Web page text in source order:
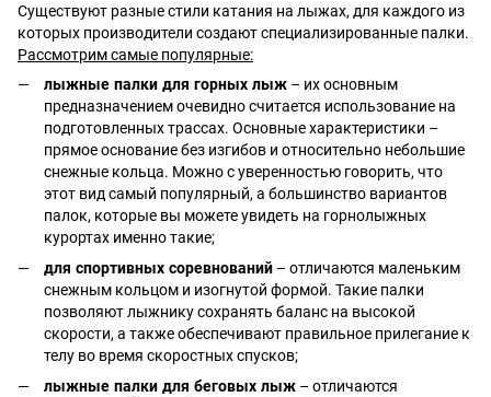
Существуют разные стили катания на лыжах, для каждого из
которых производители создают специализированные палки.
Рассмотрим самые популярные:
лыжные палки для горных лыж – их основным
предназначением очевидно считается использование на
подготовленных трассах. Основные характеристики –
прямое основание без изгибов и относительно небольшие
снежные кольца. Можно с уверенностью говорить, что
этот вид самый популярный, а большинство вариантов
палок, которые вы можете увидеть на горнолыжных
курортах именно такие;
для спортивных соревнований – отличаются маленьким
снежным кольцом и изогнутой формой. Такие палки
позволяют лыжнику сохранять баланс на высокой
скорости, а также обеспечивают правильное прилегание к
телу во время скоростных спусков;
лыжные палки для беговых лыж – отличаются